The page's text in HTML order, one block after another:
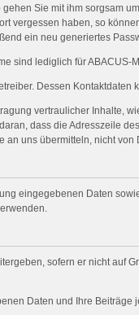
Sie mit ihm sorgsam
vergessen haben, so
ein neu generiertes
sind lediglich für
Dessen Kontaktdaten
vertraulicher Inhalte,
dass die Adresszeile
uns übermitteln, nicht von
eingegebenen Daten
sofern er nicht
Daten und Ihre